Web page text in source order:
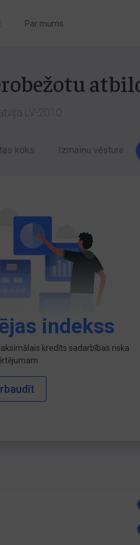
Par mums
LV-2010
koks Izmaiņu vēsture
indekss
kredīts sadarbības riska